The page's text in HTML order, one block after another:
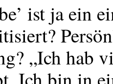
ist ja ein
„Ich hab